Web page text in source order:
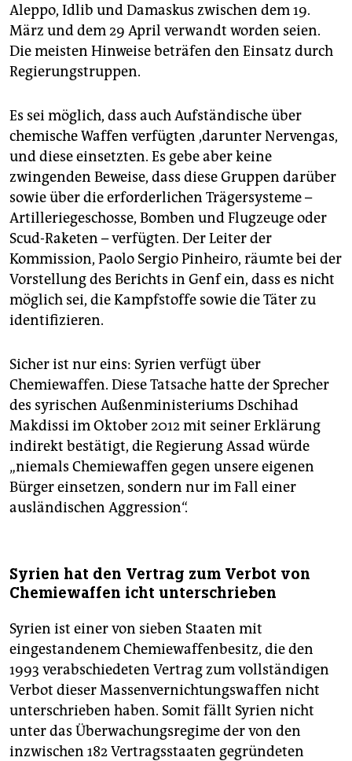
Aleppo, Idlib und Damaskus zwischen dem 19.
März und dem 29 April verwandt worden seien.
Die meisten Hinweise beträfen den Einsatz durch
Regierungstruppen.
Es sei möglich, dass auch Aufständische über
chemische Waffen verfügten ,darunter Nervengas,
und diese einsetzten. Es gebe aber keine
zwingenden Beweise, dass diese Gruppen darüber
sowie über die erforderlichen Trägersysteme –
Artilleriegeschosse, Bomben und Flugzeuge oder
Scud-Raketen – verfügten. Der Leiter der
Kommission, Paolo Sergio Pinheiro, räumte bei der
Vorstellung des Berichts in Genf ein, dass es nicht
möglich sei, die Kampfstoffe sowie die Täter zu
identifizieren.
Sicher ist nur eins: Syrien verfügt über
Chemiewaffen. Diese Tatsache hatte der Sprecher
des syrischen Außenministeriums Dschihad
Makdissi im Oktober 2012 mit seiner Erklärung
indirekt bestätigt, die Regierung Assad würde
„niemals Chemiewaffen gegen unsere eigenen
Bürger einsetzen, sondern nur im Fall einer
ausländischen Aggression“.
Syrien hat den Vertrag zum Verbot von
Chemiewaffen icht unterschrieben
Syrien ist einer von sieben Staaten mit
eingestandenem Chemiewaffenbesitz, die den
1993 verabschiedeten Vertrag zum vollständigen
Verbot dieser Massenvernichtungswaffen nicht
unterschrieben haben. Somit fällt Syrien nicht
unter das Überwachungsregime der von den
inzwischen 182 Vertragsstaaten gegründeten